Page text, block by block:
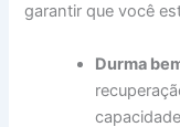
garantir que você
Durma